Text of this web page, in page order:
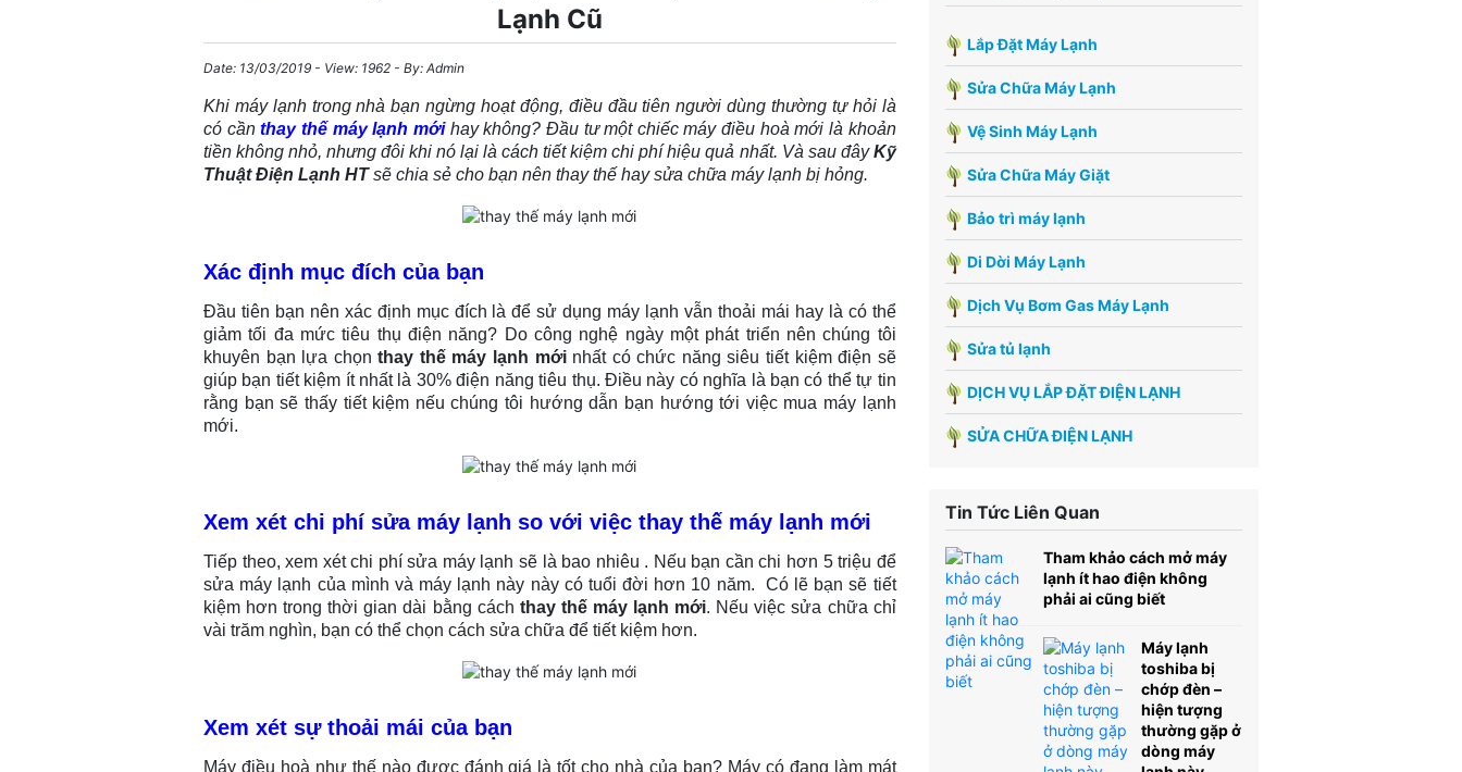
Lạnh Cũ
Date: 13/03/2019 - View: 1962 - By: Admin
Khi máy lạnh trong nhà bạn ngừng hoạt động, điều đầu tiên người dùng thường tự hỏi là
có cần thay thế máy lạnh mới hay không? Đầu tư một chiếc máy điều hoà mới là khoản
tiền không nhỏ, nhưng đôi khi nó lại là cách tiết kiệm chi phí hiệu quả nhất. Và sau đâyKỹ
ThuậtĐiện Lạnh HTsẽ chia sẻ cho bạn nên thay thế haysửa chữa máy lạnh bị hỏng.
Xác định mục đích của bạn
Đầu tiên bạn nên xác định mục đích là để sử dụng máy lạnh vẫn thoải mái hay là có thể
giảm tối đa mức tiêu thụ điện năng? Do công nghệ ngày một phát triển nên chúng tôi
khuyên bạn lựa chọnthay thế máy lạnh mới nhất có chức năng siêu tiết kiệm điện sẽ
giúp bạn tiết kiệm ít nhất là 30% điện năng tiêu thụ. Điều này có nghĩa là bạn có thể tự tin
rằng bạn sẽ thấy tiết kiệm nếu chúng tôi hướng dẫn bạn hướng tới việc mua máy lạnh
mới.
Xem xét chi phí sửa máy lạnh so với việc thay thế máy lạnh mới
Tiếp theo, xem xét chi phí sửa máy lạnh sẽ là bao nhiêu . Nếu bạn cần chi hơn 5 triệu để
sửa máy lạnh của mình và máy lạnh này này có tuổi đời hơn 10 năm. Có lẽ bạn sẽ tiết
kiệm hơn trong thời gian dài bằng cách thay thế máy lạnh mới. Nếu việc sửa chữa chỉ
vài trăm nghìn, bạn có thể chọn cách sửa chữa để tiết kiệm hơn.
Xem xét sự thoải mái của bạn
Máy điều hoà như thế nào được đánh giá là tốt cho nhà của bạn? Máy có đang làm mát
Lắp Đặt Máy Lạnh
Sửa Chữa Máy Lạnh
Vệ Sinh Máy Lạnh
Sửa Chữa Máy Giặt
Bảo trì máy lạnh
Di Dời Máy Lạnh
Dịch Vụ Bơm Gas Máy Lạnh
Sửa tủ lạnh
DỊCH VỤ LẮP ĐẶT ĐIỆN LẠNH
SỬA CHỮA ĐIỆN LẠNH
Tin Tức Liên Quan
Tham khảo cách mở máy
lạnh ít hao điện không
phải ai cũng biết
Máy lạnh
toshiba bị
chớp đèn –
hiện tượng
thường gặp ở
dòng máy